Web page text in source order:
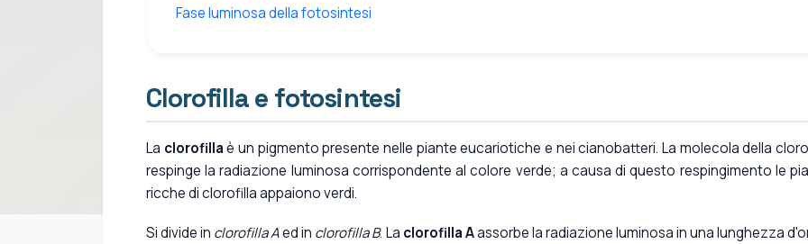
Fase luminosa della fotosintesi
Clorofilla e fotosintesi
La clorofillaè un pigmento presente nelle piante eucariotiche e nei cianobatteri. La molecola della
respinge la radiazione luminosa corrispondente al colore verde; a causa di questo respingimento le
ricche di clorofilla appaiono verdi.
Si divide in clorofilla Aed in clorofilla B. La clorofilla Aassorbe la radiazione luminosa in una lunghezza